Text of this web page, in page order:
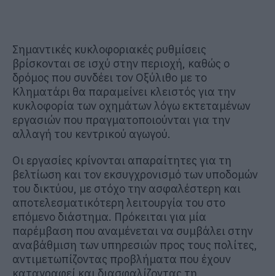
Σημαντικές κυκλοφοριακές ρυθμίσεις
βρίσκονται σε ισχύ στην περιοχή, καθώς ο
δρόμος που συνδέει τον Οξύλιθο με το
Κληματάρι θα παραμείνει κλειστός για την
κυκλοφορία των οχημάτων λόγω εκτεταμένων
εργασιών που πραγματοποιούνται για την
αλλαγή του κεντρικού αγωγού.
Οι εργασίες κρίνονται απαραίτητες για τη
βελτίωση και τον εκσυγχρονισμό των υποδομών
του δικτύου, με στόχο την ασφαλέστερη και
αποτελεσματικότερη λειτουργία του στο
επόμενο διάστημα. Πρόκειται για μία
παρέμβαση που αναμένεται να συμβάλει στην
αναβάθμιση των υπηρεσιών προς τους πολίτες,
αντιμετωπίζοντας προβλήματα που έχουν
καταγραφεί και διασφαλίζοντας τη